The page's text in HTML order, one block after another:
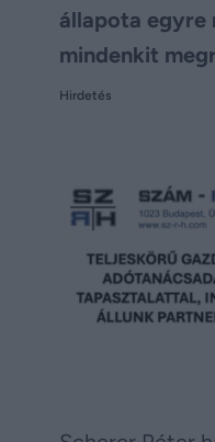
állapota egyre
mindenkit
Hirdetés